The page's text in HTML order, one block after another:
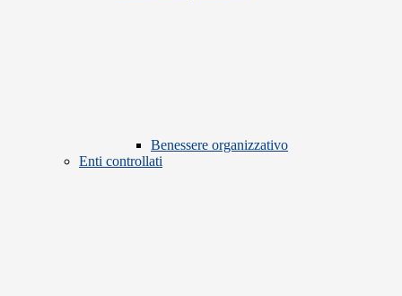
Benessere organizzativo
Enti controllati